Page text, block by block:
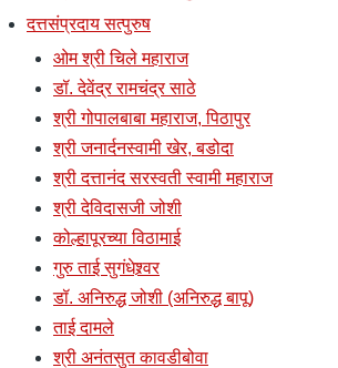
दत्तसंप्रदाय सत्पुरुष
ओम श्री चिले महाराज
डॉ. देवेंद्र रामचंद्र साठे
श्री गोपालबाबा महाराज, पिठापुर
श्री जनार्दनस्वामी खेर, बडोदा
श्री दत्तानंद सरस्वती स्वामी महाराज
श्री देविदासजी जोशी
कोल्हापूरच्या विठामाई
गुरु ताई सुगंधेश्र्वर
डॉ. अनिरुद्ध जोशी (अनिरुद्ध बापू)
ताई दामले
श्री अनंतसुत कावडीबोवा